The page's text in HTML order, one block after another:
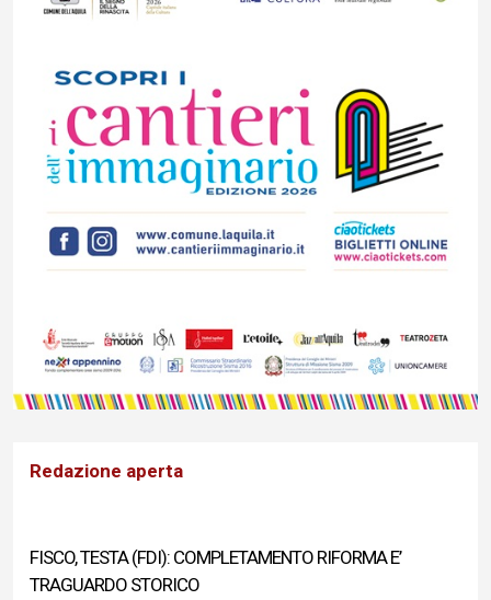
Redazione aperta
FISCO, TESTA (FDI): COMPLETAMENTO RIFORMA E’
TRAGUARDO STORICO